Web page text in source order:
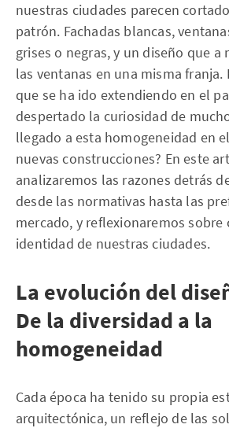
nuestras ciudades parecen
patrón. Fachadas blancas,
grises o negras, y un diseño que a
las ventanas en una misma franja.
que se ha ido extendiendo en el
despertado la curiosidad de
llegado a esta homogeneidad en
nuevas construcciones? En este
analizaremos las razones detrás
desde las normativas hasta las
mercado, y reflexionaremos sobre
identidad de nuestras ciudades.
La evolución del
De la diversidad a la
homogeneidad
Cada época ha tenido su propia
arquitectónica, un reflejo de las